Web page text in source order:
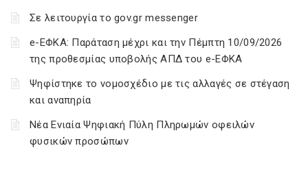
Σε λειτουργία το gov.gr messenger
e-ΕΦΚΑ: Παράταση μέχρι και την Πέμπτη 10/09/2026
της προθεσμίας υποβολής ΑΠΔ του e-ΕΦΚΑ
Ψηφίστηκε το νομοσχέδιο με τις αλλαγές σε στέγαση
και αναπηρία
Νέα Ενιαία Ψηφιακή Πύλη Πληρωμών οφειλών
φυσικών προσώπων